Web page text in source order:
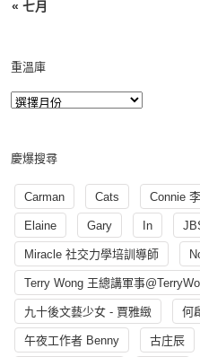
« 七月
重溫庫
慶爆搜尋
Carman Cats Connie
Elaine Gary In
Miracle 社交力學培訓導師
Terry Wong 王總講軍事
九十後文藝少女 - 賈雅緻 何
午夜工作者 Benny 古庄辰